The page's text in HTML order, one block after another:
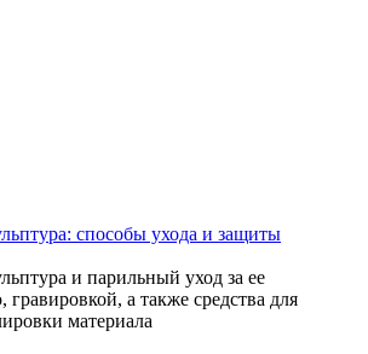
способы ухода и защиты
и парильный уход за ее
гравировкой, а также средства для
материала